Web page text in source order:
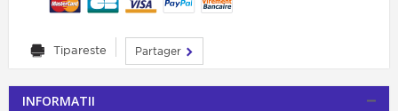
Tipareste Partager
INFORMATII